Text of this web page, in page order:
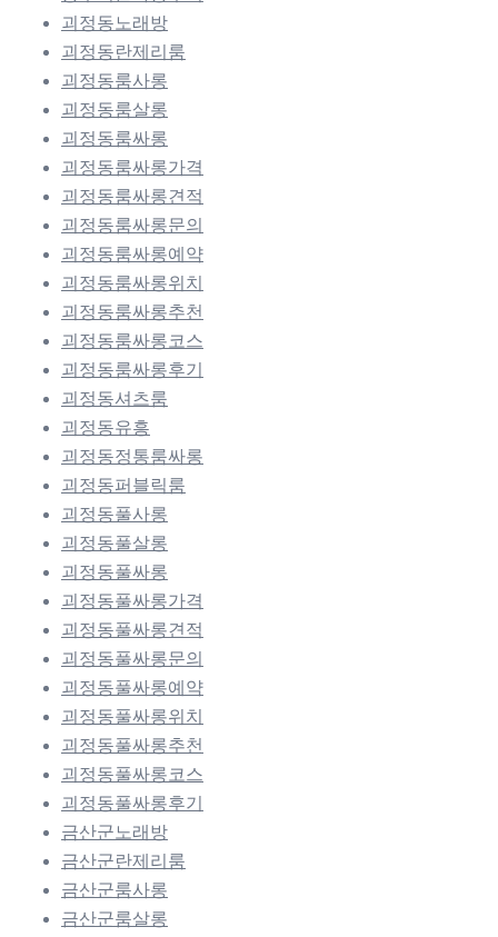
괴정동노래방
괴정동란제리룸
괴정동룸사롱
괴정동룸살롱
괴정동룸싸롱
괴정동룸싸롱가격
괴정동룸싸롱견적
괴정동룸싸롱문의
괴정동룸싸롱예약
괴정동룸싸롱위치
괴정동룸싸롱추천
괴정동룸싸롱코스
괴정동룸싸롱후기
괴정동셔츠룸
괴정동유흥
괴정동정통룸싸롱
괴정동퍼블릭룸
괴정동풀사롱
괴정동풀살롱
괴정동풀싸롱
괴정동풀싸롱가격
괴정동풀싸롱견적
괴정동풀싸롱문의
괴정동풀싸롱예약
괴정동풀싸롱위치
괴정동풀싸롱추천
괴정동풀싸롱코스
괴정동풀싸롱후기
금산군노래방
금산군란제리룸
금산군룸사롱
금산군룸살롱